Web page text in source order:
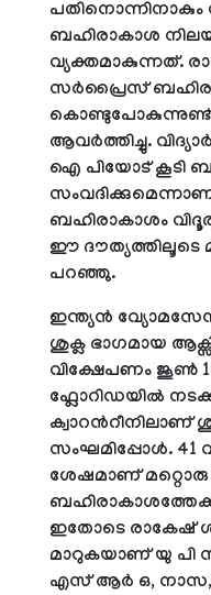
പതിനൊന്നിനാകും
ബഹിരാകാശ
വ്യക്തമാകുന്നത്.
സ‌‌ർപ്രൈസ്
കൊണ്ടുപോകുന്നുണ്ട്
ആവർത്തിച്ചു.
ഐ പിയോട് കൂടി
ബഹിരാകാശം വിദൂര
ഈ ദൗത്യത്തിലൂടെ
പറഞ്ഞു.
ഇന്ത്യൻ വ്യോമസേന
ശുക്ല ഭാഗമായ
വിക്ഷേപണം ജൂൺ
ഫ്ലോറിഡയിൽ
ക്വാറന്‍റീനിലാണ്
സംഘമിപ്പോൾ. 41
ശേഷമാണ് മറ്റൊരു
ഇതോടെ രാകേഷ്
മാറുകയാണ് യു പി
എസ് ആർ ഒ, നാസ,